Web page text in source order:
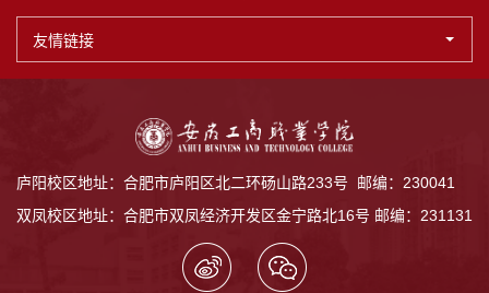
友情链接
庐阳校区地址：合肥市庐阳区北二环砀山路233号 邮编：230041
双凤校区地址：合肥市双凤经济开发区金宁路北16号 邮编：231131